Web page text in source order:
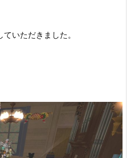
いただきました。